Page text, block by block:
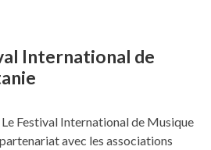
International de
Festival International de Musique
avec les associations